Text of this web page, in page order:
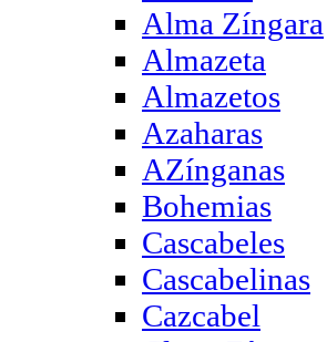
Alma Zíngara
Almazeta
Almazetos
Azaharas
AZínganas
Bohemias
Cascabeles
Cascabelinas
Cazcabel